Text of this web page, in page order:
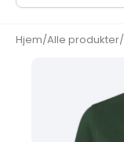
Hjem/Alle produkter/